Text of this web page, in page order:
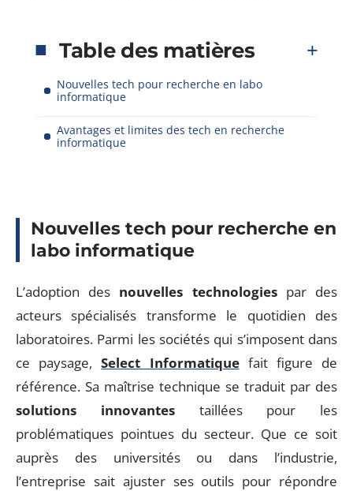
Table des matières
Nouvelles tech pour recherche en labo
informatique
Avantages et limites des tech en recherche
informatique
Nouvelles tech pour recherche en
labo informatique
L’adoption des nouvelles technologiespar des
acteurs spécialisés transforme le quotidien des
laboratoires. Parmi les sociétés qui s’imposent dans
ce paysage,Select Informatiquefait figure de
référence. Sa maîtrise technique se traduit par des
solutions innovantestaillées pour les
problématiques pointues du secteur. Que ce soit
auprès des universités ou dans l’industrie,
l’entreprise sait ajuster ses outils pour répondre